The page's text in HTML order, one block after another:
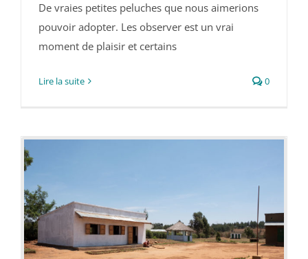
De vraies petites peluches que nous aimerions
pouvoir adopter. Les observer est un vrai
moment de plaisir et certains
Lire la suite 0